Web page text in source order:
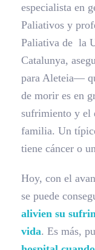
especialista en
Paliativos y
Paliativa de la
Catalunya,
para Aleteia—
de morir es en
sufrimiento y el
familia. Un
tiene cáncer o
Hoy, con el
se puede
alivien su
vida. Es más,